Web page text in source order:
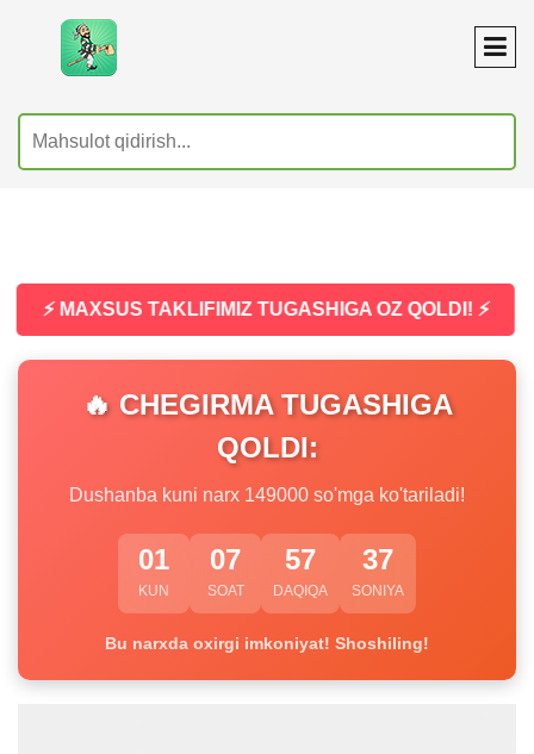
⚡ MAXSUS TAKLIFIMIZ TUGASHIGA OZ QOLDI! ⚡
🔥 CHEGIRMA TUGASHIGA
QOLDI:
Dushanba kuni narx 149000 so'mga ko'tariladi!
01
KUN
07
SOAT
57
DAQIQA
37
SONIYA
Bu narxda oxirgi imkoniyat! Shoshiling!